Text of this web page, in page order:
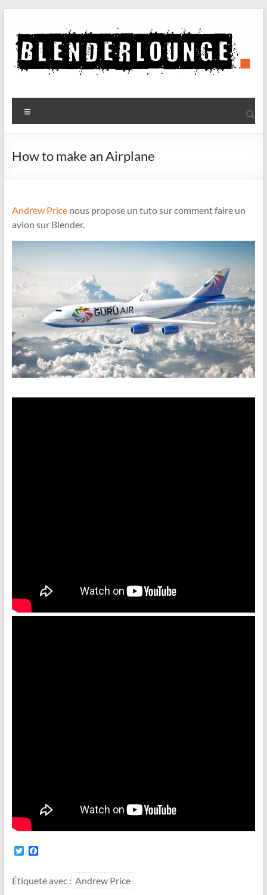
contenu
Blenderlounge
Le
de
How to make an Airplane
Andrew Pricenous propose un tuto sur comment faire un
avion sur Blender.
T
t
t
F
e
Étiqueté avec : Andrew Price